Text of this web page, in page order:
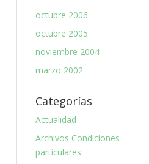
octubre 2006
octubre 2005
noviembre 2004
marzo 2002
Categorías
Actualidad
Archivos Condiciones
particulares